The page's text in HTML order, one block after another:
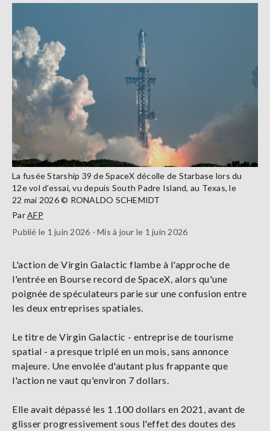
La fusée Starship 39 de SpaceX décolle de Starbase lors du
12e vol d’essai, vu depuis South Padre Island, au Texas, le
22 mai 2026 © RONALDO SCHEMIDT
ParAFP
Publié le 1 juin 2026 - Mis à jour le 1 juin 2026
L'action de Virgin Galactic flambe à l'approche de
l'entrée en Bourse record de SpaceX, alors qu'une
poignée de spéculateurs parie sur une confusion entre
les deux entreprises spatiales.
Le titre de Virgin Galactic - entreprise de tourisme
spatial - a presque triplé en un mois, sans annonce
majeure. Une envolée d'autant plus frappante que
l'action ne vaut qu'environ 7 dollars.
Elle avait dépassé les 1 .100 dollars en 2021, avant de
glisser progressivement sous l'effet des doutes des